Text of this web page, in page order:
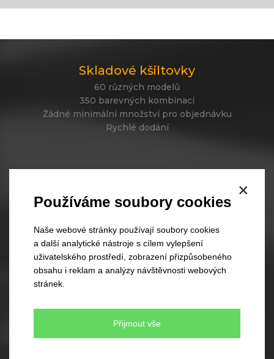
×
Používáme soubory cookies
Naše webové stránky používají soubory cookies
a další analytické nástroje s cílem vylepšení
uživatelského prostředí, zobrazení přizpůsobeného
obsahu i reklam a analýzy návštěvnosti webových
stránek.
Přijmout vše
Skladové kšiltovky
60 různých modelů
350 barevných kombinací
Žádné minimální množství pro objednávku
Rychlé dodání
330 barevných kombinací
Rychlé dodání
Zakázková výroba kšiltovek
Minimální objednávka jen 300ks
Rychlý termín dodání